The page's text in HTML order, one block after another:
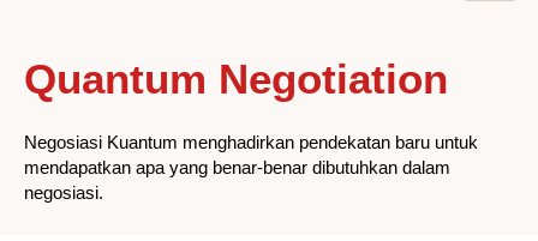
Quantum Negotiation
Negosiasi Kuantum menghadirkan pendekatan baru untuk
mendapatkan apa yang benar-benar dibutuhkan dalam
negosiasi.